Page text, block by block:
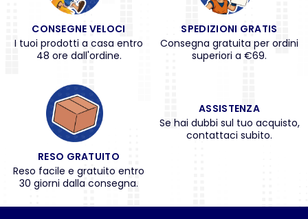
CONSEGNE VELOCI
I tuoi prodotti a casa entro
48 ore dall'ordine.
SPEDIZIONI GRATIS
Consegna gratuita per ordini
superiori a €69.
RESO GRATUITO
Reso facile e gratuito entro
30 giorni dalla consegna.
ASSISTENZA
Se hai dubbi sul tuo acquisto,
contattaci subito.